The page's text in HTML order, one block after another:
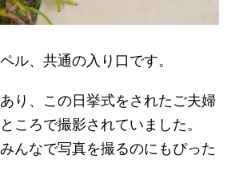
ル、共通の入り口です。
り、この日挙式をされたご夫婦
ころで撮影されていました。
んなで写真を撮るのにもぴった